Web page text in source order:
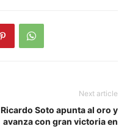
Next article
Ricardo Soto apunta al oro y
avanza con gran victoria en